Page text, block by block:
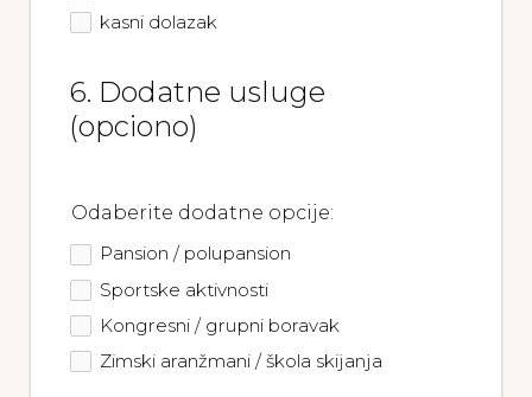
kasni dolazak
6. Dodatne usluge
(opciono)
Odaberite dodatne opcije:
Pansion / polupansion
Sportske aktivnosti
Kongresni / grupni boravak
Zimski aranžmani / škola skijanja